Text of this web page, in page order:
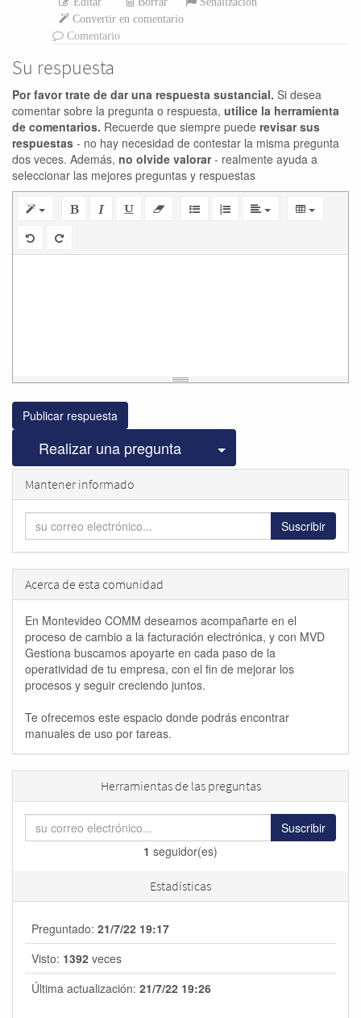
Convertir en comentario
Comentario
Su respuesta
Por favor trate de dar una respuesta sustancial. Si desea
comentar sobre la pregunta o respuesta, utilice la herramienta
de comentarios. Recuerde que siempre puede revisar sus
respuestas - no hay necesidad de contestar la misma pregunta
dos veces. Además, no olvide valorar- realmente ayuda a
seleccionar las mejores preguntas y respuestas
Publicar respuesta
Realizar una pregunta Seleccionar
Mantener informado
Suscribir
Acerca de esta comunidad
En Montevideo COMM deseamos acompañarte en el
proceso de cambio a la facturación electrónica, y con MVD
Gestiona buscamos apoyarte en cada paso de la
operatividad de tu empresa, con el fin de mejorar los
procesos y seguir creciendo juntos.
Te ofrecemos este espacio donde podrás encontrar
manuales de uso por tareas.
Herramientas de las preguntas
Suscribir
1 seguidor(es)
Estadísticas
Preguntado: 21/7/22 19:17
Visto: 1392 veces
Última actualización: 21/7/22 19:26